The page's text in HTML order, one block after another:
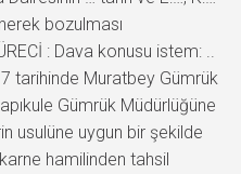
bozulması
: Dava konusu istem: ..
tarihinde Muratbey Gümrük
Gümrük Müdürlüğüne
usulüne uygun bir şekilde
karne hamilinden tahsil